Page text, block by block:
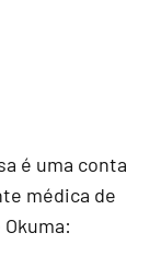
é uma conta
médica de